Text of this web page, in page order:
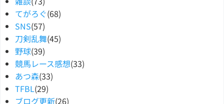
てがろぐ(68)
SNS(57)
刀剣乱舞(45)
野球(39)
競馬レース感想(33)
あつ森(33)
TFBL(29)
ブログ更新(26)